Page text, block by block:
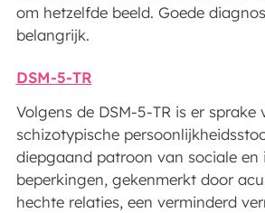
om hetzelfde beeld. Goede
belangrijk.
DSM-5-TR
Volgens de DSM-5-TR is er sprake
schizotypische
diepgaand patroon van sociale en
beperkingen, gekenmerkt door
hechte relaties, een verminderd